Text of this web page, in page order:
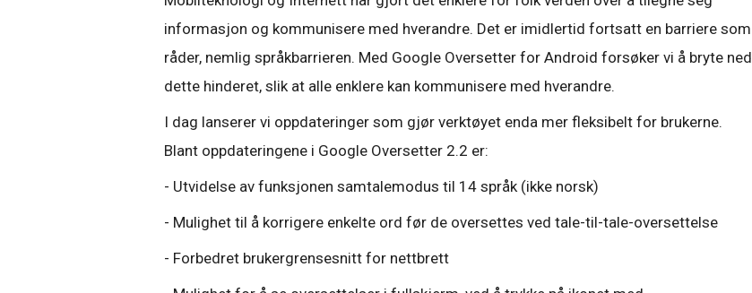
informasjon og kommunisere med hverandre. Det er imidlertid fortsatt en barriere som
råder, nemlig språkbarrieren. Med Google Oversetter for Android forsøker vi å bryte ned
dette hinderet, slik at alle enklere kan kommunisere med hverandre.
I dag lanserer vi oppdateringer som gjør verktøyet enda mer fleksibelt for brukerne.
Blant oppdateringene i Google Oversetter 2.2 er:
- Utvidelse av funksjonen samtalemodus til 14 språk (ikke norsk)
- Mulighet til å korrigere enkelte ord før de oversettes ved tale-til-tale-oversettelse
- Forbedret brukergrensesnitt for nettbrett